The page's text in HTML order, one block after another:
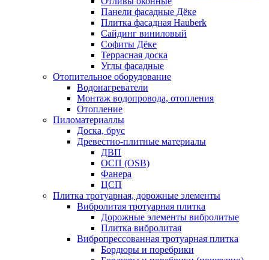
Панели фасадные Дёке
Плитка фасадная Hauberk
Сайдинг виниловый
Софиты Дёке
Террасная доска
Углы фасадные
Отопительное оборудование
Водонагреватели
Монтаж водопровода, отопления
Отопление
Пиломатериаллы
Доска, брус
Древестно-плитные материалы
ДВП
ОСП (OSB)
Фанера
ЦСП
Плитка тротуарная, дорожные элементы
Вибролитая тротуарная плитка
Дорожные элементы вибролитые
Плитка вибролитая
Вибропрессованная тротуарная плитка
Бордюры и поребрики